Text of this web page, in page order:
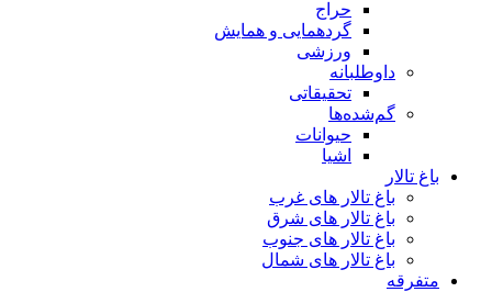
حراج
گردهمایی و همایش
ورزشی
داوطلبانه
تحقیقاتی
گم‌شده‌ها
حیوانات
اشیا
باغ تالار
باغ تالار های غرب
باغ تالار های شرق
باغ تالار های جنوب
باغ تالار های شمال
متفرقه